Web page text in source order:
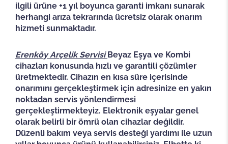
ilgili ürüne +1 yıl boyunca garanti imkanı sunarak
herhangi arıza tekrarında ücretsiz olarak onarım
hizmeti sunmaktadır.
Erenköy Arçelik Servisi Beyaz Eşya ve Kombi
cihazları konusunda hızlı ve garantili çözümler
üretmektedir. Cihazın en kısa süre içerisinde
onarımını gerçekleştirmek için adresinize en yakın
noktadan servis yönlendirmesi
gerçekleştirmekteyiz. Elektronik eşyalar genel
olarak belirli bir ömrü olan cihazlar değildir.
Düzenli bakım veya servis desteği yardımı ile uzun